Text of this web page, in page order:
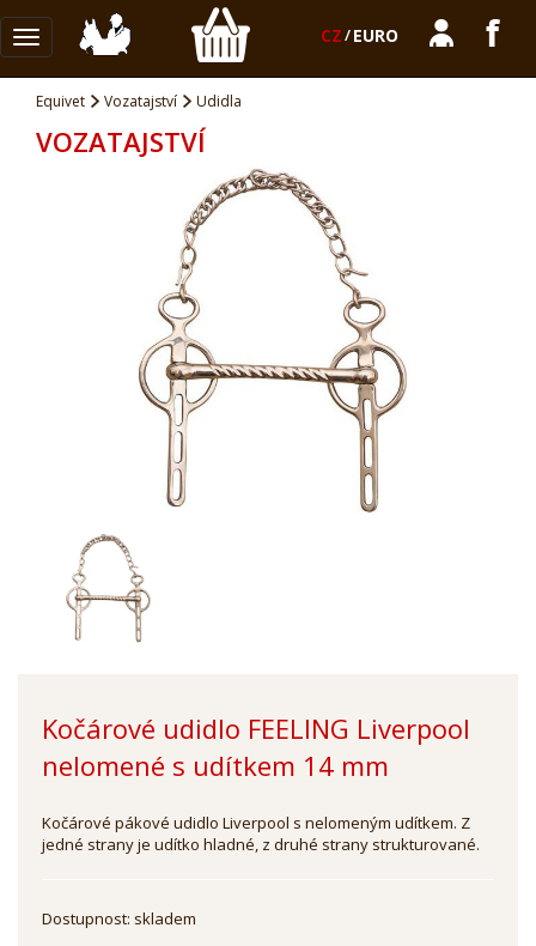
Toggle
navigation
CZ/EURO
Equivet Vozatajství Udidla
VOZATAJSTVÍ
Kočárové udidlo FEELING Liverpool
nelomené s udítkem 14 mm
Kočárové pákové udidlo Liverpool s nelomeným udítkem. Z
jedné strany je udítko hladné, z druhé strany strukturované.
Dostupnost: skladem